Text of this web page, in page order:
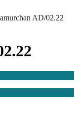
AD/02.22